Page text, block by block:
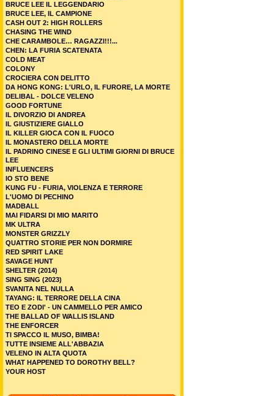
BRUCE LEE IL LEGGENDARIO
BRUCE LEE, IL CAMPIONE
CASH OUT 2: HIGH ROLLERS
CHASING THE WIND
CHE CARAMBOLE… RAGAZZI!!!...
CHEN: LA FURIA SCATENATA
COLD MEAT
COLONY
CROCIERA CON DELITTO
DA HONG KONG: L'URLO, IL FURORE, LA MORTE
DELIBAL - DOLCE VELENO
GOOD FORTUNE
IL DIVORZIO DI ANDREA
IL GIUSTIZIERE GIALLO
IL KILLER GIOCA CON IL FUOCO
IL MONASTERO DELLA MORTE
IL PADRINO CINESE E GLI ULTIMI GIORNI DI BRUCE
LEE
INFLUENCERS
IO STO BENE
KUNG FU - FURIA, VIOLENZA E TERRORE
L'UOMO DI PECHINO
MADBALL
MAI FIDARSI DI MIO MARITO
MK ULTRA
MONSTER GRIZZLY
QUATTRO STORIE PER NON DORMIRE
RED SPIRIT LAKE
SAVAGE HUNT
SHELTER (2014)
SING SING (2023)
SVANITA NEL NULLA
TAYANG: IL TERRORE DELLA CINA
TEO E ZODI' - UN CAMMELLO PER AMICO
THE BALLAD OF WALLIS ISLAND
THE ENFORCER
TI SPACCO IL MUSO, BIMBA!
TUTTE INSIEME ALL'ABBAZIA
VELENO IN ALTA QUOTA
WHAT HAPPENED TO DOROTHY BELL?
YOUR HOST